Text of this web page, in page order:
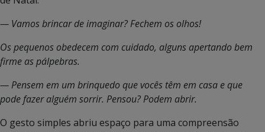
— Vamos brincar de imaginar? Fechem os olhos!
Os pequenos obedecem com cuidado, alguns apertando bem
firme as pálpebras.
— Pensem em um brinquedo que vocês têm em casa e que
pode fazer alguém sorrir. Pensou? Podem abrir.
O gesto simples abriu espaço para uma compreensão